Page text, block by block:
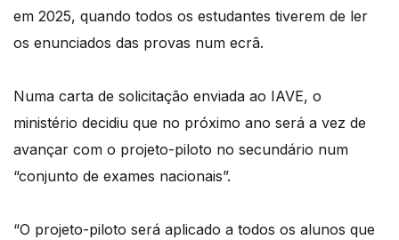
em 2025, quando todos os estudantes tiverem de ler
os enunciados das provas num ecrã.
Numa carta de solicitação enviada ao IAVE, o
ministério decidiu que no próximo ano será a vez de
avançar com o projeto-piloto no secundário num
“conjunto de exames nacionais”.
“O projeto-piloto será aplicado a todos os alunos que